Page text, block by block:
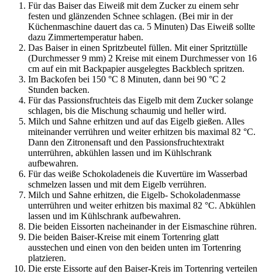
Für das Baiser das Eiweiß mit dem Zucker zu einem sehr
festen und glänzenden Schnee schlagen. (Bei mir in der
Küchenmaschine dauert das ca. 5 Minuten) Das Eiweiß sollte
dazu Zimmertemperatur haben.
Das Baiser in einen Spritzbeutel füllen. Mit einer Spritztülle
(Durchmesser 9 mm) 2 Kreise mit einem Durchmesser von 16
cm auf ein mit Backpapier ausgelegtes Backblech spritzen.
Im Backofen bei 150 °C 8 Minuten, dann bei 90 °C 2
Stunden backen.
Für das Passionsfruchteis das Eigelb mit dem Zucker solange
schlagen, bis die Mischung schaumig und heller wird.
Milch und Sahne erhitzen und auf das Eigelb gießen. Alles
miteinander verrühren und weiter erhitzen bis maximal 82 °C.
Dann den Zitronensaft und den Passionsfruchtextrakt
unterrühren, abkühlen lassen und im Kühlschrank
aufbewahren.
Für das weiße Schokoladeneis die Kuvertüre im Wasserbad
schmelzen lassen und mit dem Eigelb verrühren.
Milch und Sahne erhitzen, die Eigelb- Schokoladenmasse
unterrühren und weiter erhitzen bis maximal 82 °C. Abkühlen
lassen und im Kühlschrank aufbewahren.
Die beiden Eissorten nacheinander in der Eismaschine rühren.
Die beiden Baiser-Kreise mit einem Tortenring glatt
ausstechen und einen von den beiden unten im Tortenring
platzieren.
Die erste Eissorte auf den Baiser-Kreis im Tortenring verteilen